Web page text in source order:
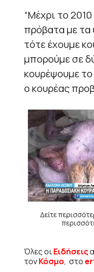
“Μέχρι το
πρόβατα με τα
τότε έχουμε
μπορούμε σε
κουρέψουμε
ο κουρέας
Δείτε
Όλες οιΕιδήσεις
τονΚόσμο, στο